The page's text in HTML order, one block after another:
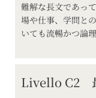
難解な長文であっ
場や仕事、学問と
いても流暢かつ論
Livello C2